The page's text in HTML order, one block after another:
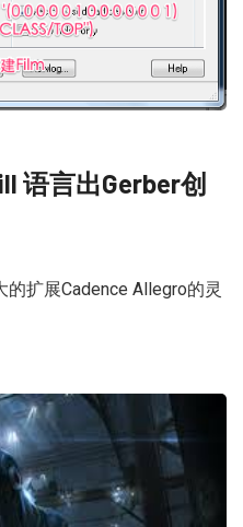
语言出Gerber创
扩展Cadence Allegro的灵